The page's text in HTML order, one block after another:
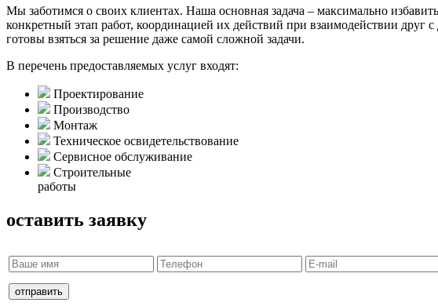
Мы заботимся о своих клиентах. Наша основная задача – максимально
конкретный этап работ, координацией их действий при взаимодействии
готовы взяться за решение даже самой сложной задачи.
В перечень предоставляемых услуг входят:
Проектирование
Производство
Монтаж
Техническое освидетельствование
Сервисное обслуживание
Строительные
работы
оставить заявку